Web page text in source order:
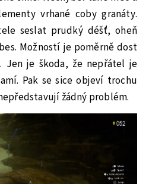
vrhané coby granáty.
seslat prudký déšť, oheň
Možností je poměrně dost
Jen je škoda, že nepřátel je
Pak se sice objeví trochu
žádný problém.